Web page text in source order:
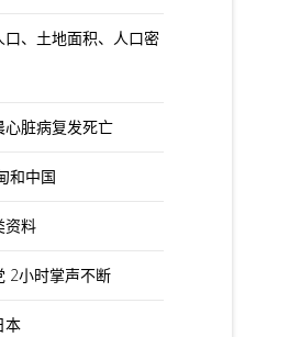
、土地面积、人口密
脏病复发死亡
和中国
资料
2小时掌声不断
本